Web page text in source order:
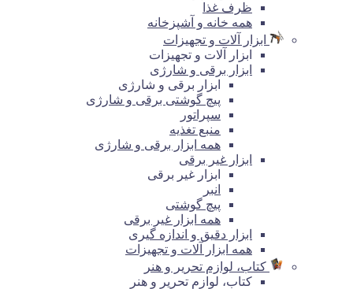
ظرف غذا
همه خانه و آشپزخانه
ابزار آلات و تجهیزات
ابزار آلات و تجهیزات
ابزار برقی و شارژی
ابزار برقی و شارژی
پیچ گوشتی برقی و شارژی
سپراتور
منبع تغذیه
همه ابزار برقی و شارژی
ابزار غیر برقی
ابزار غیر برقی
انبر
پیچ گوشتی
همه ابزار غیر برقی
ابزار دقیق و اندازه گیری
همه ابزار آلات و تجهیزات
کتاب، لوازم تحریر و هنر
کتاب، لوازم تحریر و هنر